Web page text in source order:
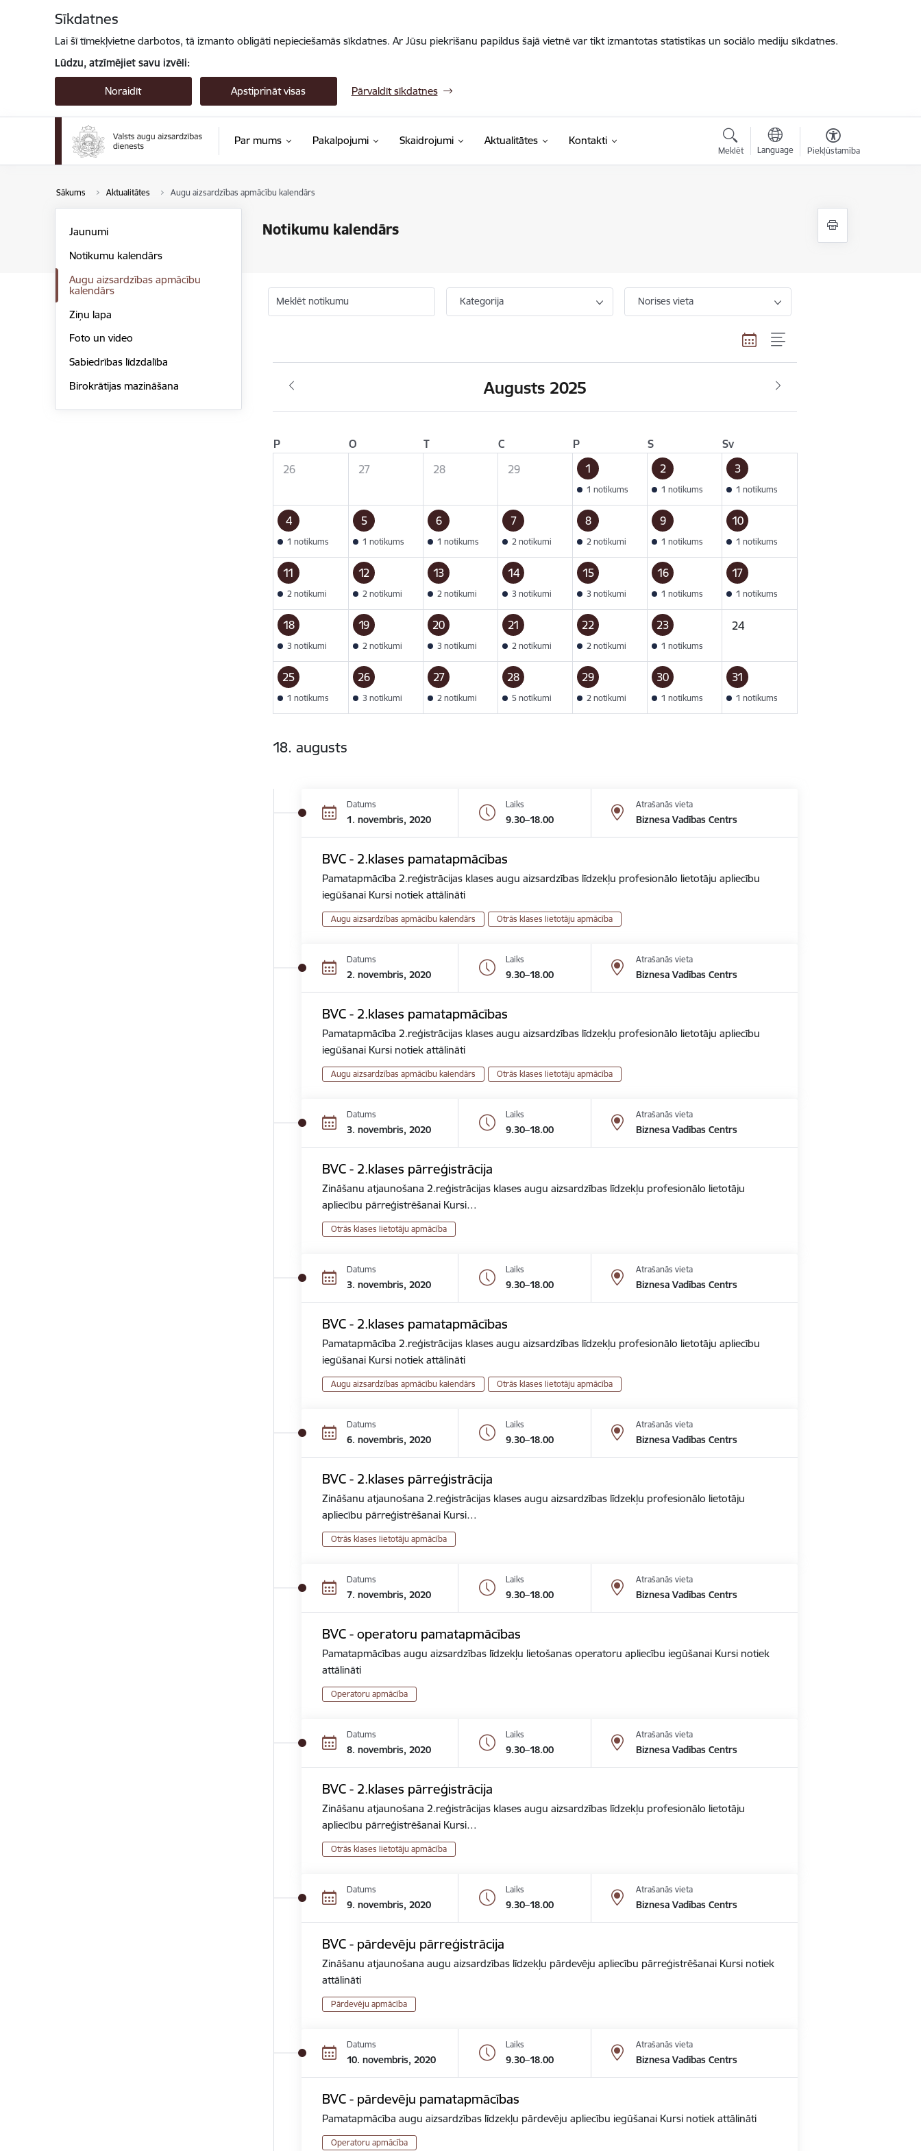
Sīkdatnes
Lai šī tīmekļvietne darbotos, tā izmanto obligāti nepieciešamās sīkdatnes. Ar Jūsu piekrišanu papildus šajā vietnē var tikt izmantotas statistikas un sociālo mediju sīkdatnes.
Lūdzu, atzīmējiet savu izvēli:
Noraidīt Apstiprināt visas Pārvaldīt sīkdatnes
Par mums Pakalpojumi Skaidrojumi Aktualitātes Kontakti
Meklēt Language Piekļūstamība
Sākums Aktualitātes Augu aizsardzības apmācību kalendārs
Notikumu kalendārs
Jaunumi
Notikumu kalendārs
Augu aizsardzības apmācību
kalendārs
Ziņu lapa
Foto un video
Sabiedrības līdzdalība
Birokrātijas mazināšana
Meklēt notikumu Kategorija Norises vieta
Augusts 2025
P O T C P S
Sv
26
27 28 29 1
1 notikums
2
1 notikums
3
1 notikums
4
1 notikums
5
1 notikums
6
1 notikums
7
2 notikumi
8
2 notikumi
9
1 notikums
10
1 notikums
11
2 notikumi
12
2 notikumi
13
2 notikumi
14
3 notikumi
15
3 notikumi
16
1 notikums
17
1 notikums
18
3 notikumi
19
2 notikumi
20
3 notikumi
21
2 notikumi
22
2 notikumi
23
1 notikums
24
25
1 notikums
26
3 notikumi
27
2 notikumi
28
5 notikumi
29
2 notikumi
30
1 notikums
31
1 notikums
18. augusts
Datums
1. novembris, 2020
Laiks
9.30–18.00
Atrašanās vieta
Biznesa Vadības Centrs
BVC - 2.klases pamatapmācības
Pamatapmācība 2.reģistrācijas klases augu aizsardzības līdzekļu profesionālo lietotāju apliecību
iegūšanai Kursi notiek attālināti
Augu aizsardzības apmācību kalendārs Otrās klases lietotāju apmācība
Datums
2. novembris, 2020
Laiks
9.30–18.00
Atrašanās vieta
Biznesa Vadības Centrs
BVC - 2.klases pamatapmācības
Pamatapmācība 2.reģistrācijas klases augu aizsardzības līdzekļu profesionālo lietotāju apliecību
iegūšanai Kursi notiek attālināti
Augu aizsardzības apmācību kalendārs Otrās klases lietotāju apmācība
Datums
3. novembris, 2020
Laiks
9.30–18.00
Atrašanās vieta
Biznesa Vadības Centrs
BVC - 2.klases pārreģistrācija
Zināšanu atjaunošana 2.reģistrācijas klases augu aizsardzības līdzekļu profesionālo lietotāju
apliecību pārreģistrēšanai Kursi…
Otrās klases lietotāju apmācība
Datums
3. novembris, 2020
Laiks
9.30–18.00
Atrašanās vieta
Biznesa Vadības Centrs
BVC - 2.klases pamatapmācības
Pamatapmācība 2.reģistrācijas klases augu aizsardzības līdzekļu profesionālo lietotāju apliecību
iegūšanai Kursi notiek attālināti
Augu aizsardzības apmācību kalendārs Otrās klases lietotāju apmācība
Datums
6. novembris, 2020
Laiks
9.30–18.00
Atrašanās vieta
Biznesa Vadības Centrs
BVC - 2.klases pārreģistrācija
Zināšanu atjaunošana 2.reģistrācijas klases augu aizsardzības līdzekļu profesionālo lietotāju
apliecību pārreģistrēšanai Kursi…
Otrās klases lietotāju apmācība
Datums
7. novembris, 2020
Laiks
9.30–18.00
Atrašanās vieta
Biznesa Vadības Centrs
BVC - operatoru pamatapmācības
Pamatapmācības augu aizsardzības līdzekļu lietošanas operatoru apliecību iegūšanai Kursi notiek
attālināti
Operatoru apmācība
Datums
8. novembris, 2020
Laiks
9.30–18.00
Atrašanās vieta
Biznesa Vadības Centrs
BVC - 2.klases pārreģistrācija
Zināšanu atjaunošana 2.reģistrācijas klases augu aizsardzības līdzekļu profesionālo lietotāju
apliecību pārreģistrēšanai Kursi…
Otrās klases lietotāju apmācība
Datums
9. novembris, 2020
Laiks
9.30–18.00
Atrašanās vieta
Biznesa Vadības Centrs
BVC - pārdevēju pārreģistrācija
Zināšanu atjaunošana augu aizsardzības līdzekļu pārdevēju apliecību pārreģistrēšanai Kursi notiek
attālināti
Pārdevēju apmācība
Datums
10. novembris, 2020
Laiks
9.30–18.00
Atrašanās vieta
Biznesa Vadības Centrs
BVC - pārdevēju pamatapmācības
Pamatapmācība augu aizsardzības līdzekļu pārdevēju apliecību iegūšanai Kursi notiek attālināti
Operatoru apmācība